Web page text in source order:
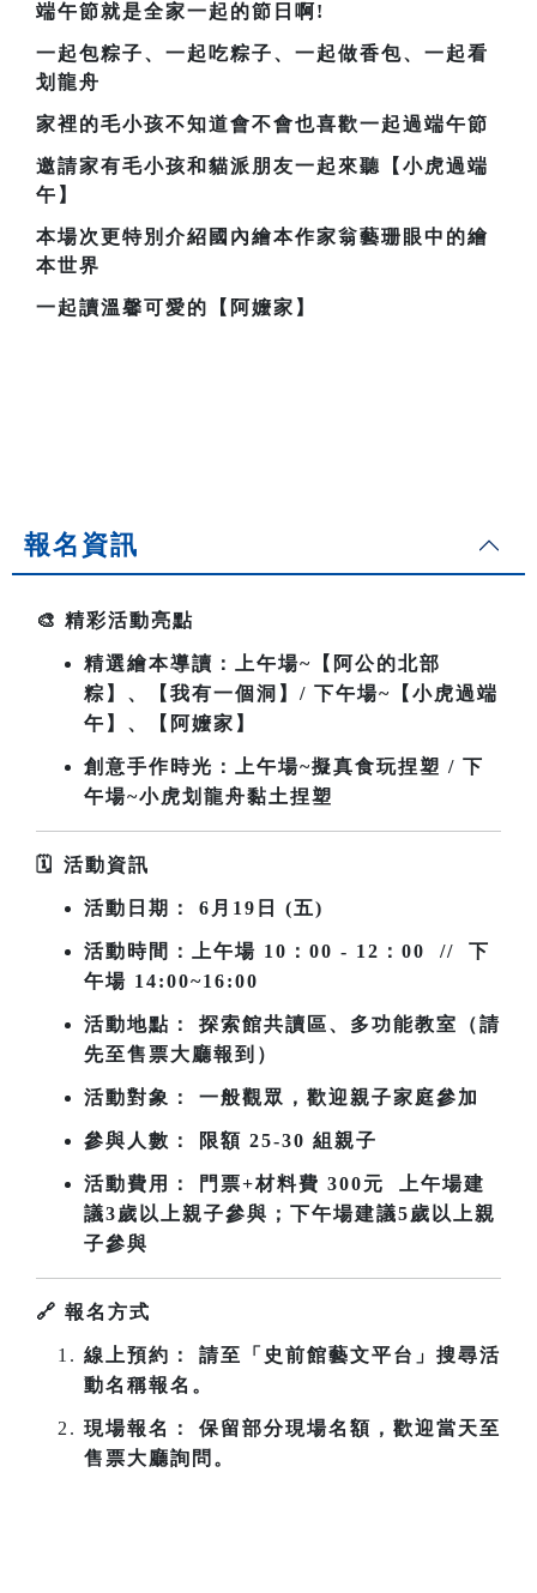
端午節就是全家一起的節日啊!
一起包粽子、一起吃粽子、一起做香包、一起看
划龍舟
家裡的毛小孩不知道會不會也喜歡一起過端午節
邀請家有毛小孩和貓派朋友一起來聽【小虎過端
午】
本場次更特別介紹國內繪本作家翁藝珊眼中的繪
本世界
一起讀溫馨可愛的【阿嬤家】
報名資訊
🎨 精彩活動亮點
精選繪本導讀：上午場~ 【阿公的北部
粽】、【我有一個洞】/ 下午場~【小虎過端
午】、【阿嬤家】
創意手作時光：上午場~擬真食玩捏塑 / 下
午場~小虎划龍舟黏土捏塑
🗓 活動資訊
活動日期： 6 月19日 (五)
活動時間：上午場 10 ：00 - 12：00 // 下
午場 14:00~16:00
活動地點： 探索館共讀區、多功能教室（請
先至售票大廳報到）
活動對象： 一般觀眾，歡迎親子家庭參加
參與人數： 限額 25-30 組親子
活動費用： 門票+材料費 300元 上午場建
議3歲以上親子參與；下午場建議5歲以上親
子參與
🔗 報名方式
線上預約： 請至「史前館藝文平台」搜尋活
動名稱報名。
現場報名： 保留部分現場名額，歡迎當天至
售票大廳詢問。